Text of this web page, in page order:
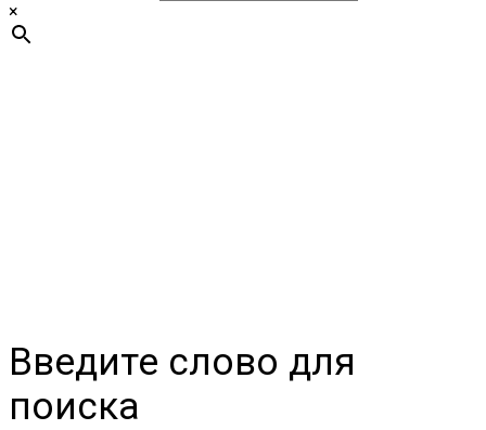
×
Введите слово для
поиска